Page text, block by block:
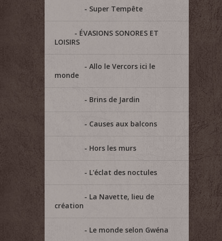
Super Tempête
ÉVASIONS SONORES ET
LOISIRS
Allo le Vercors ici le
monde
Brins de Jardin
Causes aux balcons
Hors les murs
L'éclat des noctules
La Navette, lieu de
création
Le monde selon Gwéna